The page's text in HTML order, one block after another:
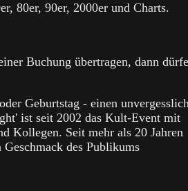
80er, 90er, 2000er und Charts.
Buchung übertragen, dann
Geburtstag - einen
ist seit 2002 das Kult-Event mit
Kollegen. Seit mehr als 20 Jahren
des Publikums